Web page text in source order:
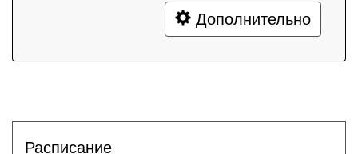
Дополнительно
Расписание